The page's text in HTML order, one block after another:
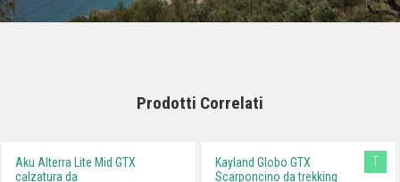
Prodotti Correlati
Aku Alterra Lite Mid GTX
calzatura da
Kayland Globo GTX
Scarponcino da trekking
T